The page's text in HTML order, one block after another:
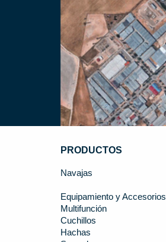
PRODUCTOS
Navajas
Equipamiento y Accesorios
Multifunción
Cuchillos
Hachas